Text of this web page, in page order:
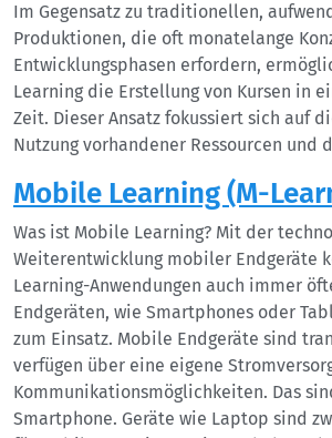
Im Gegensatz zu traditionellen,
Produktionen, die oft monatelange
Entwicklungsphasen erfordern,
Learning die Erstellung von Kursen in
Zeit. Dieser Ansatz fokussiert sich auf
Nutzung vorhandener Ressourcen und
Mobile Learning (M-
Was ist Mobile Learning? Mit der
Weiterentwicklung mobiler Endgeräte
Learning-Anwendungen auch immer
Endgeräten, wie Smartphones oder
zum Einsatz. Mobile Endgeräte sind
verfügen über eine eigene
Kommunikationsmöglichkeiten. Das
Smartphone. Geräte wie Laptop sind